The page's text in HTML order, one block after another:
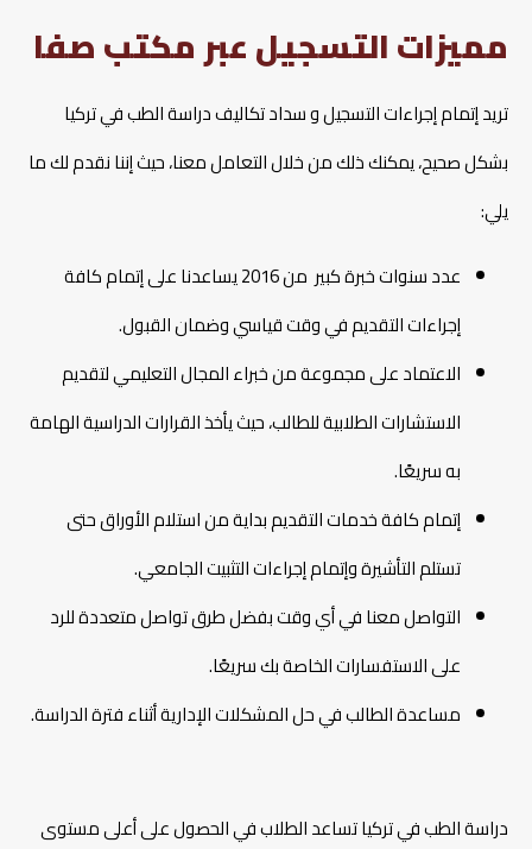
مميزات التسجيل عبر مكتب صفا
تريد إتمام إجراءات التسجيل و سداد تكاليف دراسة الطب في تركيا
بشكل صحيح، يمكنك ذلك من خلال التعامل معنا، حيث إننا نقدم لك ما
يلي:
عدد سنوات خبرة كبير من 2016 يساعدنا على إتمام كافة
إجراءات التقديم في وقت قياسي وضمان القبول.
الاعتماد على مجموعة من خبراء المجال التعليمي لتقديم
الاستشارات الطلابية للطالب، حيث يأخذ القرارات الدراسية الهامة
به سريعًا.
إتمام كافة خدمات التقديم بداية من استلام الأوراق حتى
تستلم التأشيرة وإتمام إجراءات التثبيت الجامعي.
التواصل معنا في أي وقت بفضل طرق تواصل متعددة للرد
على الاستفسارات الخاصة بك سريعًا.
مساعدة الطالب في حل المشكلات الإدارية أثناء فترة الدراسة.
دراسة الطب في تركيا تساعد الطلاب في الحصول على أعلى مستوى